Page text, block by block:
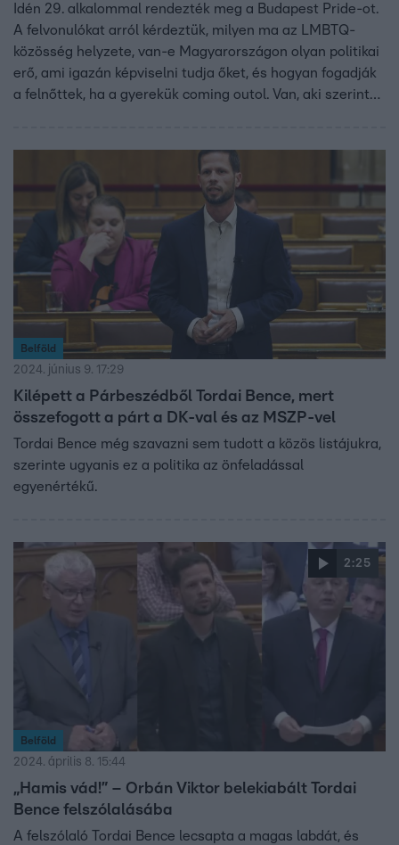
Idén 29. alkalommal rendezték meg a Budapest Pride-ot.
A felvonulókat arról kérdeztük, milyen ma az LMBTQ-
közösség helyzete, van-e Magyarországon olyan politikai
erő, ami igazán képviselni tudja őket, és hogyan fogadják
a felnőttek, ha a gyerekük coming outol. Van, aki szerint
beszélt, hogy az ő jelenlétében is inzultáták már a
gyerekét a szexuális identitása miatt, más pedig arra
kíváncsi, vajon Magyar Péter képviselné-e az LMBTQ-
Belföld
2024. június 9. 17:29
Kilépett a Párbeszédből Tordai Bence, mert
összefogott a párt a DK-val és az MSZP-vel
Tordai Bence még szavazni sem tudott a közös listájukra,
szerinte ugyanis ez a politika az önfeladással
egyenértékű.
2:25
Belföld
2024. április 8. 15:44
„Hamis vád!” – Orbán Viktor belekiabált Tordai
Bence felszólalásába
A felszólaló Tordai Bence lecsapta a magas labdát, és